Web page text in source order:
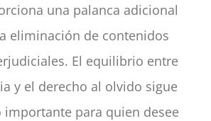
una palanca adicional
eliminación de contenidos
El equilibrio entre
y el derecho al olvido sigue
importante para quien desee